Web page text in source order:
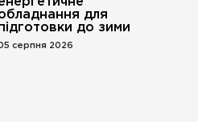
для
до зими
серпня 2026